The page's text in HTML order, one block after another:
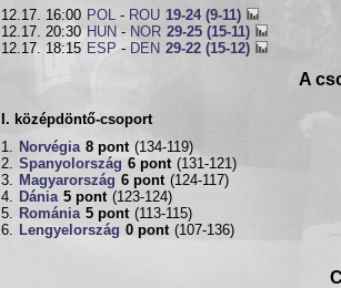
12.17. 16:00 POL - ROU 19-24 (9-11)
12.17. 20:30 HUN - NOR 29-25 (15-11)
12.17. 18:15 ESP - DEN 29-22 (15-12)
A
I. középdöntő-csoport
1. Norvégia 8 pont (134-119)
2. Spanyolország 6 pont (131-121)
3. Magyarország 6 pont (124-117)
4. Dánia 5 pont (123-124)
5. Románia 5 pont (113-115)
6. Lengyelország 0 pont (107-136)